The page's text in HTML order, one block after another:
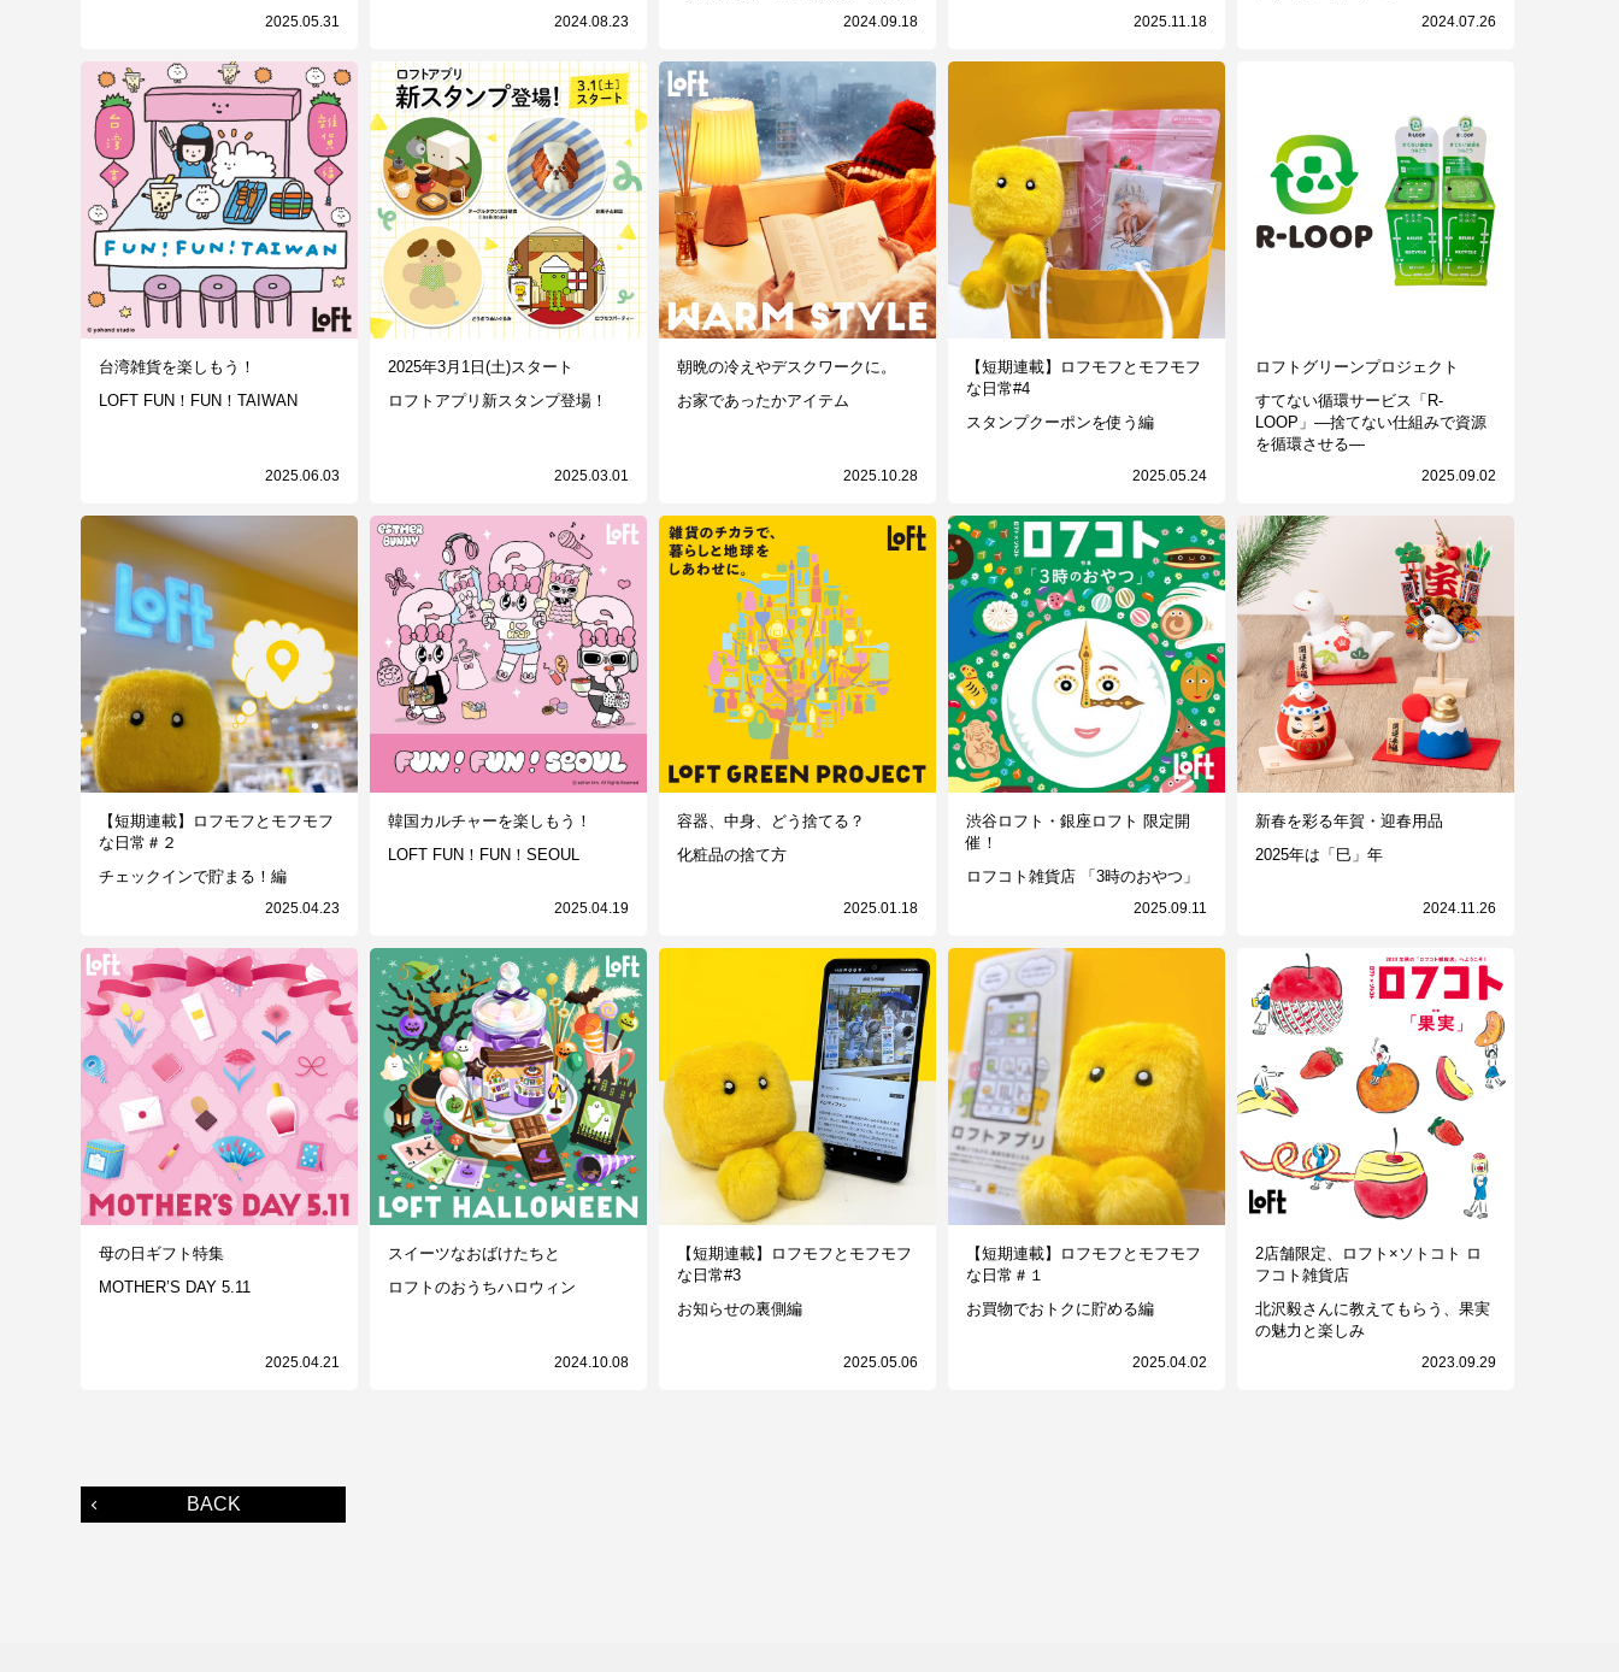
2025.05.31 2024.08.23 2024.09.18 2025.11.18 2024.07.26
台湾雑貨を楽しもう！
LOFT FUN！FUN！TAIWAN
2025.06.03
2025年3月1日(土)スタート
ロフトアプリ新スタンプ登場！
2025.03.01
朝晩の冷えやデスクワークに。
お家であったかアイテム
2025.10.28
【短期連載】ロフモフとモフモフ
な日常#4
スタンプクーポンを使う編
2025.05.24
ロフトグリーンプロジェクト
すてない循環サービス「R-
LOOP」—捨てない仕組みで資源
を循環させる—
2025.09.02
【短期連載】ロフモフとモフモフ
な日常＃２
チェックインで貯まる！編
2025.04.23
韓国カルチャーを楽しもう！
LOFT FUN！FUN！SEOUL
2025.04.19
容器、中身、どう捨てる？
化粧品の捨て方
2025.01.18
渋谷ロフト・銀座ロフト 限定開
催！
ロフコト雑貨店 「3時のおやつ」
2025.09.11
新春を彩る年賀・迎春用品
2025年は「巳」年
2024.11.26
母の日ギフト特集
MOTHER’S DAY 5.11
2025.04.21
スイーツなおばけたちと
ロフトのおうちハロウィン
2024.10.08
【短期連載】ロフモフとモフモフ
な日常#3
お知らせの裏側編
2025.05.06
【短期連載】ロフモフとモフモフ
な日常＃１
お買物でおトクに貯める編
2025.04.02
2店舗限定、ロフト×ソトコト ロ
フコト雑貨店
北沢毅さんに教えてもらう、果実
の魅力と楽しみ
2023.09.29
BACK